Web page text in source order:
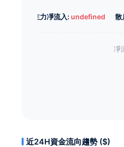
主力凈流入: undefined 散
近24H資金流向趨勢 ($)